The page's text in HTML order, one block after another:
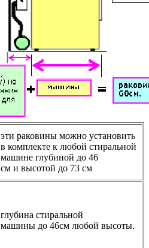
эти раковины можно установить
в комплекте к любой стиральной
машине глубиной до 46
см и высотой до 73 см
глубина стиральной
машины до 46см любой высоты.